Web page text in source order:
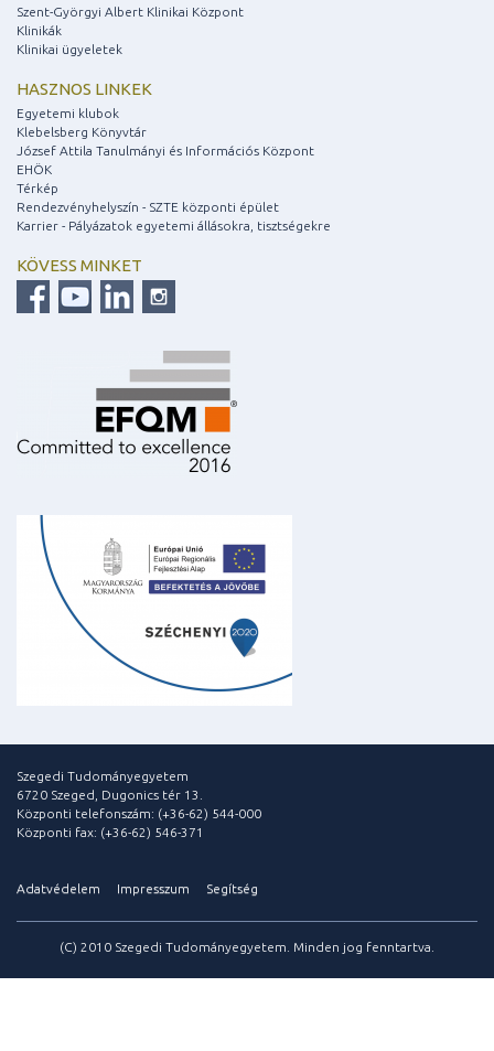
Szent-Györgyi Albert Klinikai Központ
Klinikák
Klinikai ügyeletek
HASZNOS LINKEK
Egyetemi klubok
Klebelsberg Könyvtár
József Attila Tanulmányi és Információs Központ
EHÖK
Térkép
Rendezvényhelyszín - SZTE központi épület
Karrier - Pályázatok egyetemi állásokra, tisztségekre
KÖVESS MINKET
Szegedi Tudományegyetem
6720 Szeged, Dugonics tér 13.
Központi telefonszám: (+36-62) 544-000
Központi fax: (+36-62) 546-371
Adatvédelem Impresszum Segítség
(C) 2010 Szegedi Tudományegyetem. Minden jog fenntartva.